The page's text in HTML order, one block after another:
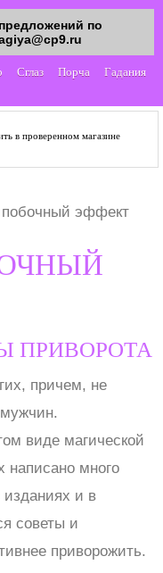
Сглаз Порча Гадания
в проверенном магазине
побочный эффект
ПРИВОРОТА
причем, не
виде магической
написано много
изданиях и в
советы и
приворожить.
по